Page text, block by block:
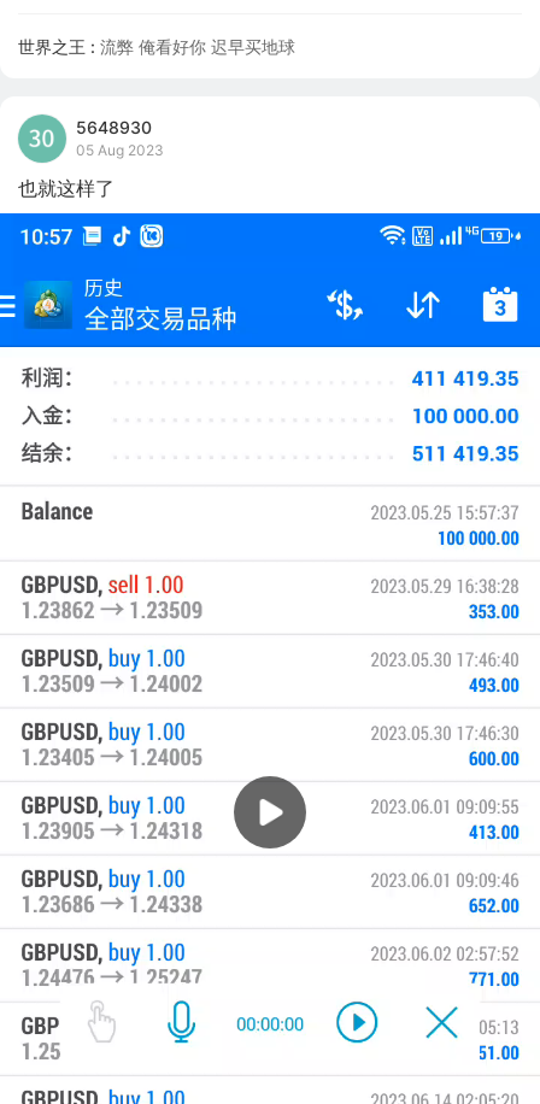
世界之王 : 流弊 俺看好你 迟早买地球
5648930
05 Aug 2023
也就这样了